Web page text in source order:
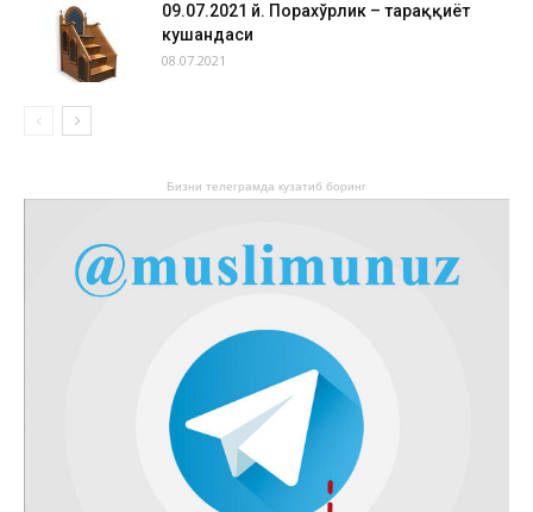
09.07.2021 й. Порахўрлик – тараққиёт
кушандаси
08.07.2021
Бизни телеграмда кузатиб боринг